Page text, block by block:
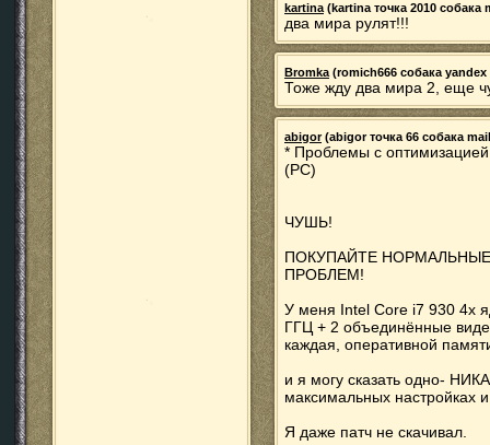
kartina (kartina точка 2010 собака
два мира рулят!!!
Bromka (romich666 собака yandex
Тоже жду два мира 2, еще
abigor(abigor точка 66 собака
* Проблемы с
(PC)
ЧУШЬ!
ПОКУПАЙТЕ
ПРОБЛЕМ!
У меня Intel Core i7 930 4х
ГГЦ + 2 объединённые
каждая, оперативной
и я могу сказать одно-
максимальных настройках
Я даже патч не скачивал.